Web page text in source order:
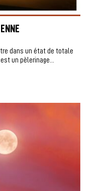
dans un état de totale
un pèlerinage...